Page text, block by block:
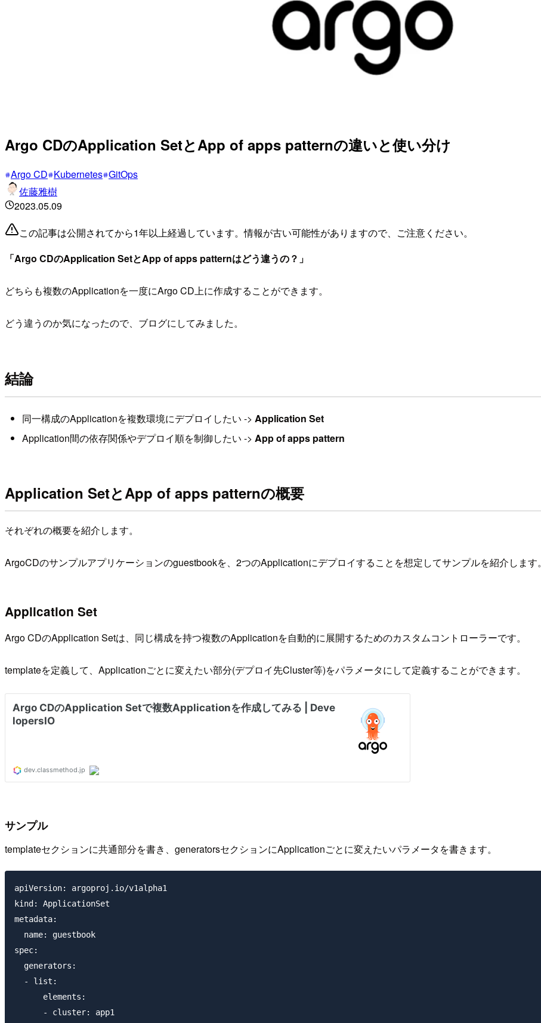
Argo CDのApplication SetとApp of apps patternの違いと使い分け
Argo CD Kubernetes GitOps
佐藤雅樹
2023.05.09
この記事は公開されてから1年以上経過しています。情報が古い可能性がありますので、ご注意ください。
「Argo CDのApplication SetとApp of apps patternはどう違うの？」
どちらも複数のApplicationを一度にArgo CD上に作成することができます。
どう違うのか気になったので、ブログにしてみました。
結論
同一構成のApplicationを複数環境にデプロイしたい -> Application Set
Application間の依存関係やデプロイ順を制御したい -> App of apps pattern
Application SetとApp of apps patternの概要
それぞれの概要を紹介します。
ArgoCDのサンプルアプリケーションのguestbookを、2つのApplicationにデプロイすることを想定してサンプルを紹介します。
Application Set
Argo CDのApplication Setは、同じ構成を持つ複数のApplicationを自動的に展開するためのカスタムコントローラーです。
templateを定義して、Applicationごとに変えたい部分(デプロイ先Cluster等)をパラメータにして定義することができます。
サンプル
templateセクションに共通部分を書き、generatorsセクションにApplicationごとに変えたいパラメータを書きます。
apiVersion: argoproj.io/v1alpha1
kind: ApplicationSet
metadata:
  name: guestbook
spec:
  generators:
  - list:
      elements:
      - cluster: app1